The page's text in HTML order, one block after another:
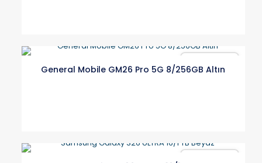
General Mobile GM26 Pro 5G 8/256GB Altın